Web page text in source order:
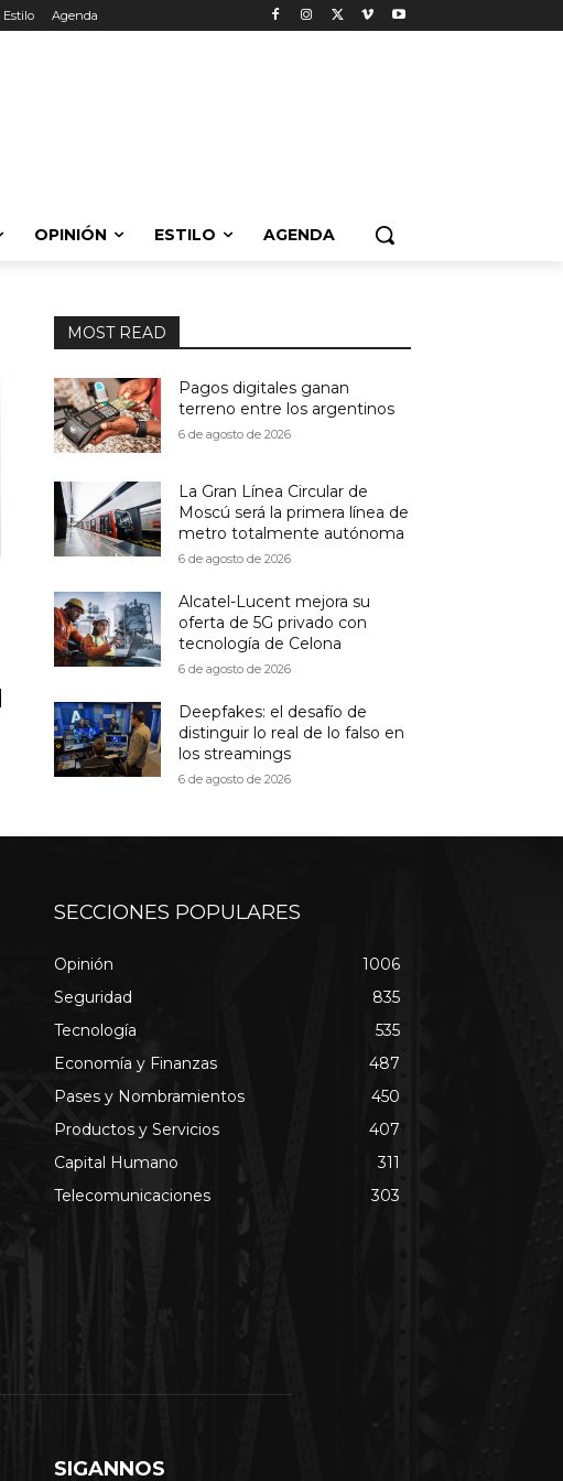
Estilo Agenda
OPINIÓN ESTILO AGENDA
MOST READ
Pagos digitales ganan
terreno entre los argentinos
6 de agosto de 2026
La Gran Línea Circular de
Moscú será la primera línea de
metro totalmente autónoma
6 de agosto de 2026
Alcatel-Lucent mejora su
oferta de 5G privado con
tecnología de Celona
6 de agosto de 2026
Deepfakes: el desafío de
distinguir lo real de lo falso en
los streamings
6 de agosto de 2026
SECCIONES POPULARES
Opinión
1006
Seguridad
835
Tecnología
535
Economía y Finanzas
487
Pases y Nombramientos
450
Productos y Servicios
407
Capital Humano
311
Telecomunicaciones
303
SIGANNOS